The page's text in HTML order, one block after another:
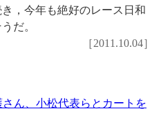
，今年も絶好のレース日和
だ。
［2011.10.04］
ん、小松代表らとカートを